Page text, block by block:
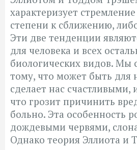
характеризует
степени к сближению,
Эти две тенденции
для человека и всех
биологических видов. Мы
тому, что может быть для
сделает нас счастливыми,
что грозит причинить
больно. Эта особенность
дождевыми червями,
Однако теория Эллиота и